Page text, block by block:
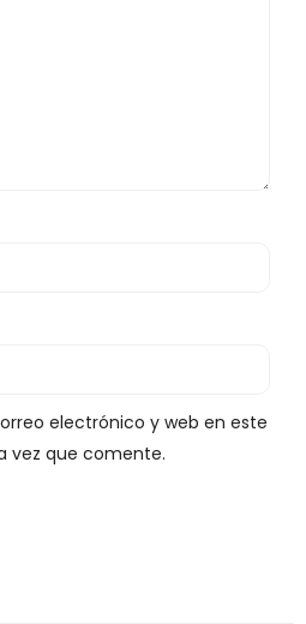
electrónico y web en este
vez que comente.